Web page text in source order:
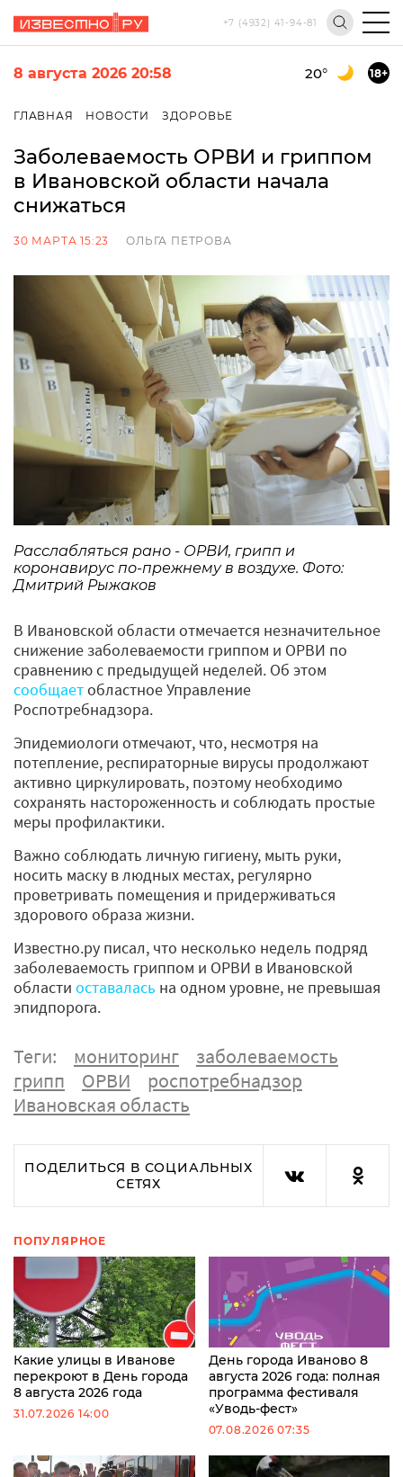
+7 (4932) 41-94-81
8 августа 2026 20:58 20° 18+
ГЛАВНАЯ НОВОСТИ ЗДОРОВЬЕ
Заболеваемость ОРВИ и гриппом
в Ивановской области начала
снижаться
30 МАРТА 15:23 ОЛЬГА ПЕТРОВА
Расслабляться рано - ОРВИ, грипп и
коронавирус по-прежнему в воздухе. Фото:
Дмитрий Рыжаков
В Ивановской области отмечается незначительное
снижение заболеваемости гриппом и ОРВИ по
сравнению с предыдущей неделей. Об этом
сообщаетобластное Управление
Роспотребнадзора.
Эпидемиологи отмечают, что, несмотря на
потепление, респираторные вирусы продолжают
активно циркулировать, поэтому необходимо
сохранять настороженность и соблюдать простые
меры профилактики.
Важно соблюдать личную гигиену, мыть руки,
носить маску в людных местах, регулярно
проветривать помещения и придерживаться
здорового образа жизни.
Известно.ру писал, что несколько недель подряд
заболеваемость гриппом и ОРВИ в Ивановской
области оставалась на одном уровне, не превышая
эпидпорога.
Теги: мониторинг
заболеваемость
грипп
ОРВИ
роспотребнадзор
Ивановская область
ПОДЕЛИТЬСЯ В СОЦИАЛЬНЫХ
СЕТЯХ
ПОПУЛЯРНОЕ
Какие улицы в Иванове
перекроют в День города
8 августа 2026 года
31.07.2026 14:00
День города Иваново 8
августа 2026 года: полная
программа фестиваля
«Уводь-фест»
07.08.2026 07:35